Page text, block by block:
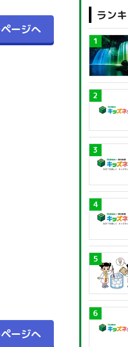
ージへ
ージへ
ラン